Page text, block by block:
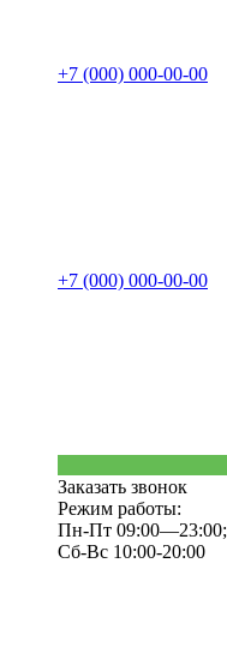
+7 (000) 000-00-00
+7 (000) 000-00-00
Заказать звонок
Режим работы:
Пн-Пт 09:00—23:00;
Сб-Вс 10:00-20:00